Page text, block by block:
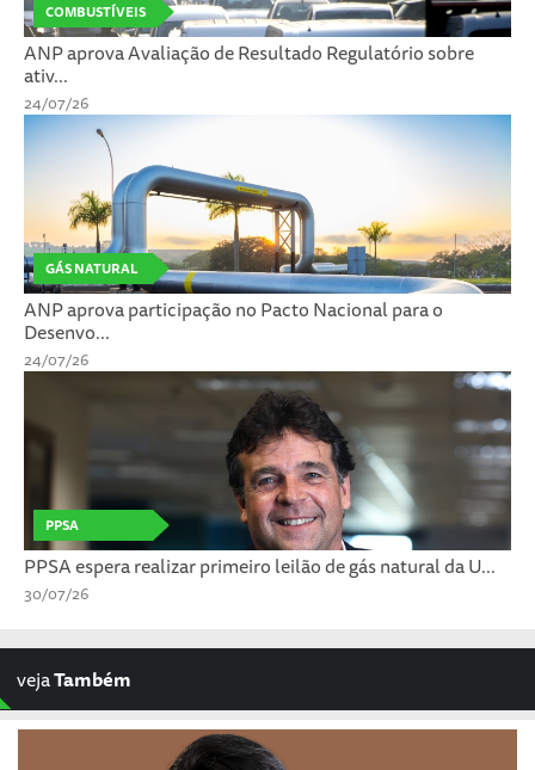
COMBUSTÍVEIS
ANP aprova Avaliação de Resultado Regulatório sobre
ativ...
24/07/26
GÁS NATURAL
ANP aprova participação no Pacto Nacional para o
Desenvo...
24/07/26
PPSA
PPSA espera realizar primeiro leilão de gás natural da U...
30/07/26
vejaTambém